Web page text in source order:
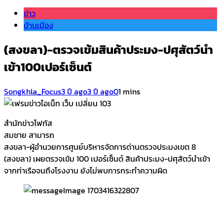
ข่าว
บ้านเมือง
(สงขลา)-ตรวจเข้มสินค้าประมง-ปศุสัตว์นำ
เข้า100เปอร์เซ็นต์
Songkhla_Focus3 ปี ago3 ปี ago01 mins
สำนักข่าวโฟกัส
สมชาย สามารถ
สงขลา-ผู้อำนวยการศูนย์บริหารจัดการด่านตรวจประมงเขต 8
(สงขลา) เผยตรวจเข้ม 100 เปอร์เซ็นต์ สินค้าประมง-ปศุสัตว์นำเข้า
จากท่าเรือจนถึงโรงงาน ยังไม่พบการกระทำความผิด